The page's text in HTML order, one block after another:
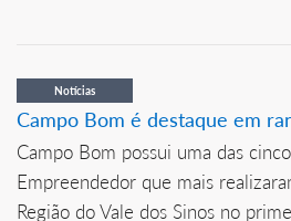
Notícias
Campo Bom é destaque em
Campo Bom possui uma das
Empreendedor que mais
Região do Vale dos Sinos no